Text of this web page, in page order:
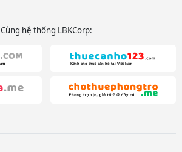
Cùng hệ thống LBKCorp: